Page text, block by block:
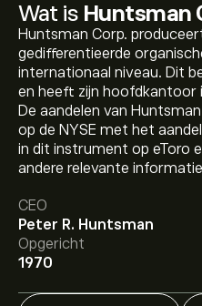
Wat is Huntsman
Huntsman Corp.
gedifferentieerde
internationaal niveau. Dit
en heeft zijn hoofdkantoor
De aandelen van
op de NYSE met het
in dit instrument op eToro
andere relevante
CEO
Peter R. Huntsman
Opgericht
1970
De huidige koers van HUN
Het gemiddelde koersdoel
10.12‎$‎.
bij
analistenvoorspellingen en